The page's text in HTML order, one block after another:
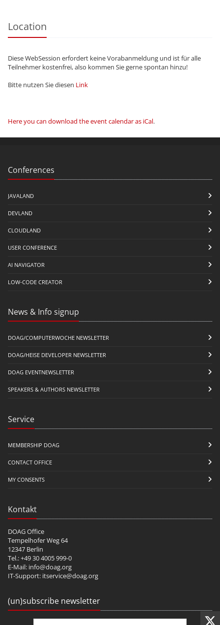
Location
Diese WebSession erfordert keine Vorabanmeldung und ist für alle
Teilnehmer kostenfrei, also kommen Sie gerne spontan hinzu!
Bitte nutzen Sie diesen Link
Here you can download the event calendar as iCal.
Conferences
JAVALAND
DEVLAND
CLOUDLAND
USER CONFERENCE
AI NAVIGATOR
LOW-CODE CREATOR
News & Info signup
DOAG/COMPUTERWOCHE NEWSLETTER
DOAG/HEISE DEVELOPER NEWSLETTER
DOAG EVENTNEWSLETTER
SPEAKERS & AUTHORS NEWSLETTER
Service
MEMBERSHIP DOAG
CONTACT OFFICE
MY CONSENTS
Kontakt
DOAG Office
Tempelhofer Weg 64
12347 Berlin
Tel.: +49 30 4005 999-0
E-Mail: info@doag.org
IT-Support: itservice@doag.org
(un)subscribe newsletter